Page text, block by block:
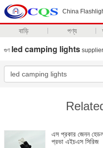
China
বাড়ি পণ্য
গুণ led camping lights
এস প্রকার জেনন
প্রভা এইচএস সিরিজ